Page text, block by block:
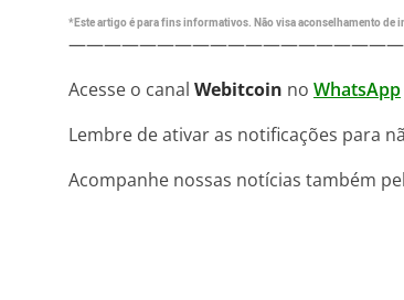
*Este artigo é para fins informativos. Não visa aconselhamento
Acesse o canal Webitcoin no WhatsApp
Lembre de ativar as notificações para
Acompanhe nossas notícias também